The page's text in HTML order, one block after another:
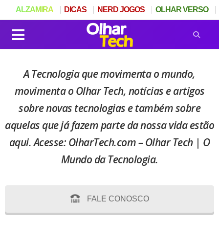
A Tecnologia que movimenta o mundo,
movimenta o Olhar Tech, notícias e artigos
sobre novas tecnologias e também sobre
aquelas que já fazem parte da nossa vida estão
aqui. Acesse: OlharTech.com – Olhar Tech | O
Mundo da Tecnologia.
FALE CONOSCO
ALZAMIRA DICAS NERD JOGOS OLHAR VERSO